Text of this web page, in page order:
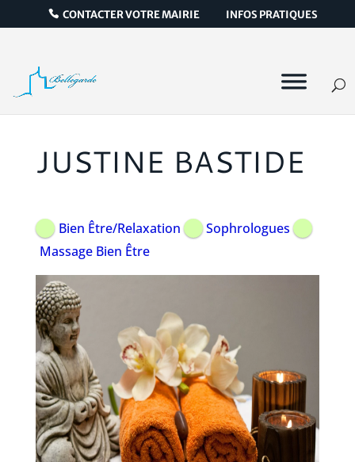
CONTACTER VOTRE MAIRIE INFOS PRATIQUES
JUSTINE BASTIDE
Bien Être/Relaxation
Sophrologues
Massage Bien Être